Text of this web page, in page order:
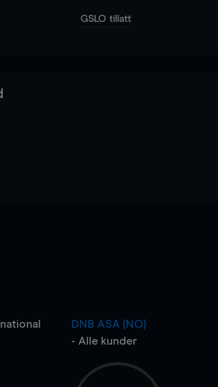
GSLO tillatt
DNB ASA (NO)
- Alle kunder